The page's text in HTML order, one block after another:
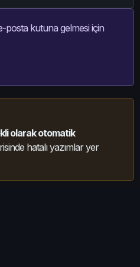
posta kutuna gelmesi için
olarak otomatik
hatalı yazımlar yer